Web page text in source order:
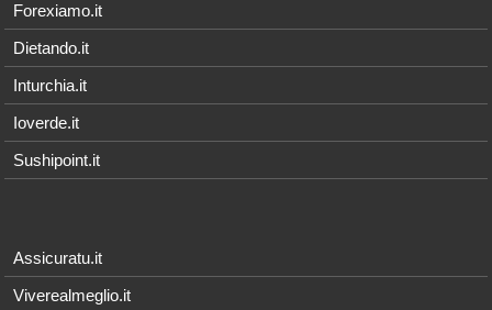
Forexiamo.it
Dietando.it
Inturchia.it
Ioverde.it
Sushipoint.it
Assicuratu.it
Viverealmeglio.it